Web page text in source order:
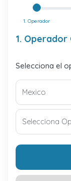
1. Operador
1. Operador
Selecciona el